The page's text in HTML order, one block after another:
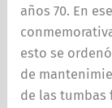
años 70. En
esto se
de
de las tumbas